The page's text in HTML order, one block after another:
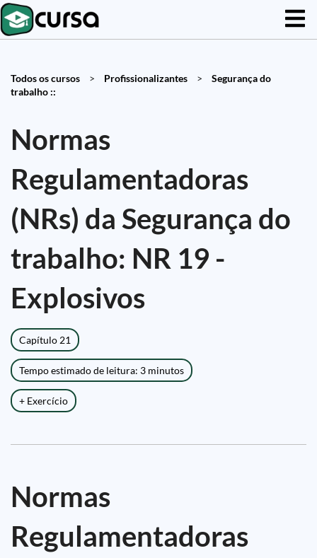
Todos os cursos > Profissionalizantes >
Segurança do
trabalho ::
Normas
Regulamentadoras
(NRs) da Segurança do
trabalho: NR 19 -
Explosivos
Capítulo 21
Tempo estimado de leitura: 3 minutos
+ Exercício
Normas
Regulamentadoras